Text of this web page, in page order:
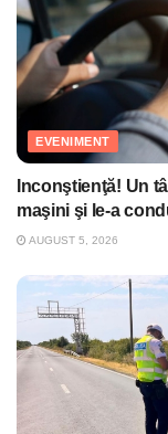
EVENIMENT
Inconştienţă! Un
maşini şi le-a
AUGUST 5, 2026